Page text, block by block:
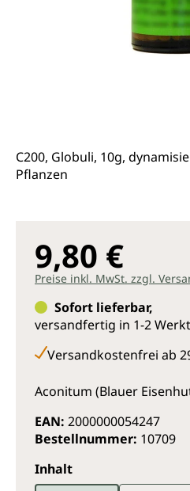
C200, Globuli, 10g,
Pflanzen
9,80 €
Preise inkl. MwSt. zzgl.
Sofort lieferbar,
versandfertig in 1-2
Versandkostenfrei ab
Aconitum (Blauer
EAN: 2000000054247
Bestellnummer: 10709
Inhaltauswählen